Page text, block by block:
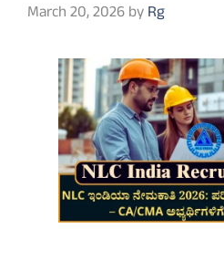
March 20, 2026byRg